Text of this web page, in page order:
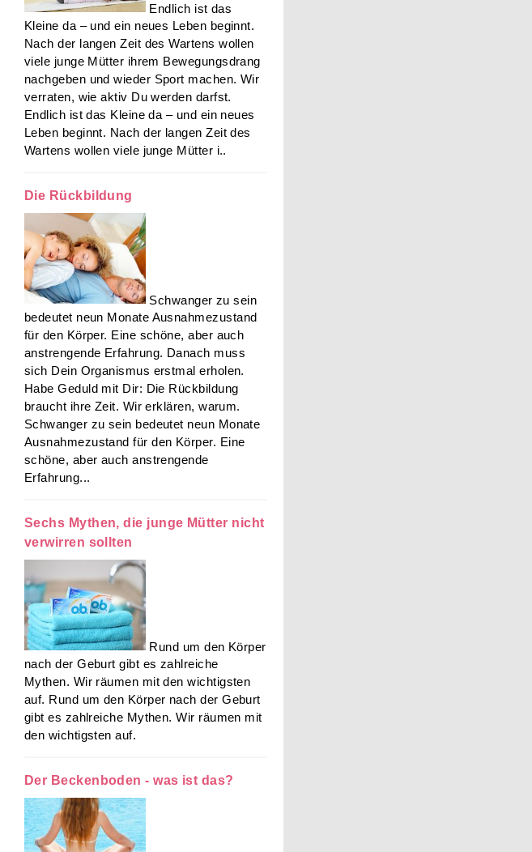
Endlich ist das
Kleine da – und ein neues Leben beginnt.
Nach der langen Zeit des Wartens wollen
viele junge Mütter ihrem Bewegungsdrang
nachgeben und wieder Sport machen. Wir
verraten, wie aktiv Du werden darfst.
Endlich ist das Kleine da – und ein neues
Leben beginnt. Nach der langen Zeit des
Wartens wollen viele junge Mütter i..
Die Rückbildung
Schwanger zu sein
bedeutet neun Monate Ausnahmezustand
für den Körper. Eine schöne, aber auch
anstrengende Erfahrung. Danach muss
sich Dein Organismus erstmal erholen.
Habe Geduld mit Dir: Die Rückbildung
braucht ihre Zeit. Wir erklären, warum.
Schwanger zu sein bedeutet neun Monate
Ausnahmezustand für den Körper. Eine
schöne, aber auch anstrengende
Erfahrung...
Sechs Mythen, die junge Mütter nicht
verwirren sollten
Rund um den Körper
nach der Geburt gibt es zahlreiche
Mythen. Wir räumen mit den wichtigsten
auf. Rund um den Körper nach der Geburt
gibt es zahlreiche Mythen. Wir räumen mit
den wichtigsten auf.
Der Beckenboden - was ist das?